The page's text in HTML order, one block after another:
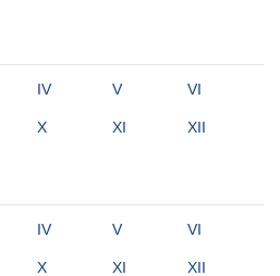
IV V VI
X XI XII
IV V VI
X XI XII